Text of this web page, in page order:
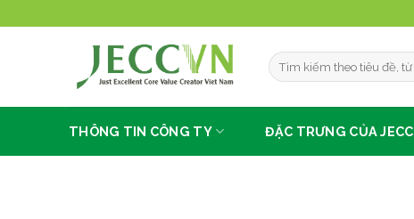
đến
THÔNG TIN CÔNG TY ĐẶC TRƯNG CỦA JECC